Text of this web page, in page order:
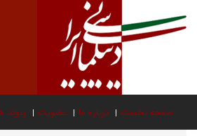
صفحه نخست درباره ما عضویت پیوند